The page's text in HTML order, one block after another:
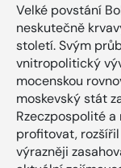
Velké povstání
neskutečně
století. Svým
vnitropolitický
mocenskou
moskevský stát
Rzeczpospolité
profitovat,
výrazněji